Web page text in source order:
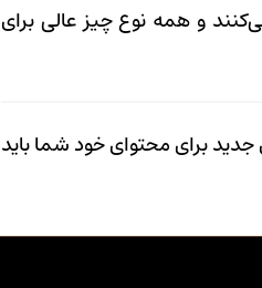
بیش از ۲۰۰۰ نفر در آن کار می‌کنند و همه نوع چیز عالی برای
جدید برای محتوای خود شما باید